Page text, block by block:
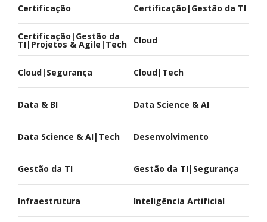
Certificação Certificação|Gestão da TI
Certificação|Gestão da
TI|Projetos & Agile|Tech Cloud
Cloud|Segurança Cloud|Tech
Data & BI Data Science & AI
Data Science & AI|Tech Desenvolvimento
Gestão da TI Gestão da TI|Segurança
Infraestrutura Inteligência Artificial